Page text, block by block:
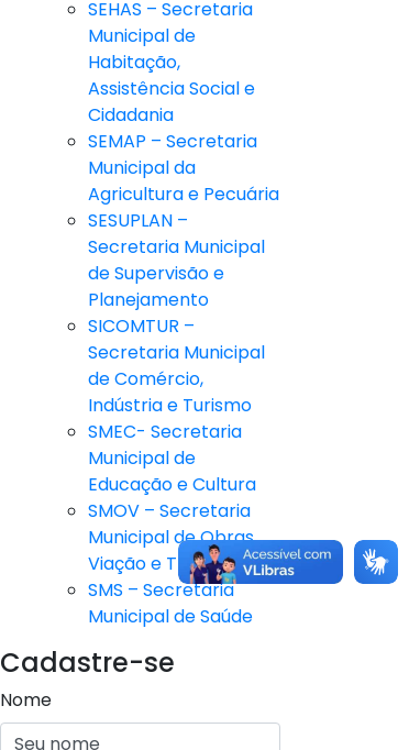
SEHAS – Secretaria
Municipal de
Habitação,
Assistência Social e
Cidadania
SEMAP – Secretaria
Municipal da
Agricultura e Pecuária
SESUPLAN –
Secretaria Municipal
de Supervisão e
Planejamento
SICOMTUR –
Secretaria Municipal
de Comércio,
Indústria e Turismo
SMEC- Secretaria
Municipal de
Educação e Cultura
SMOV – Secretaria
Municipal de Obras,
Viação e Trânsito
SMS – Secretaria
Municipal de Saúde
Cadastre-se
Nome